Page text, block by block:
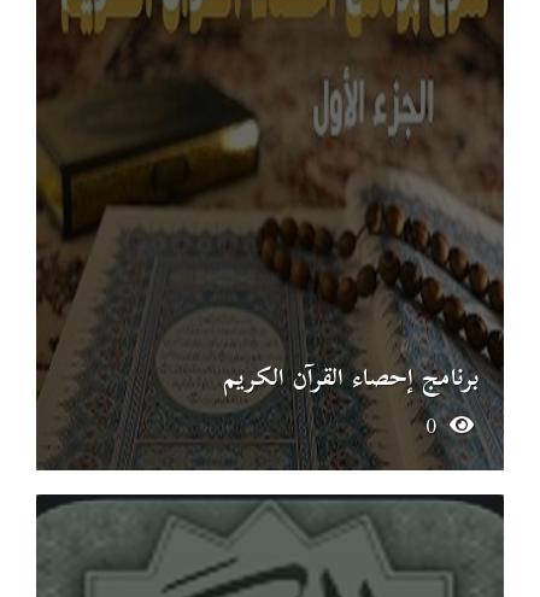
برنامج إحصاء القرآن الكريم
0